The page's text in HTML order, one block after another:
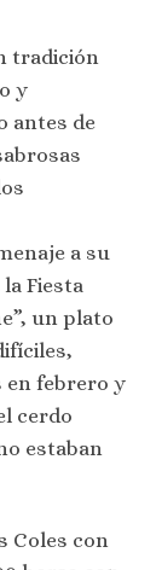
tradición
y
antes de
a su
Fiesta
un plato
en febrero y
cerdo
estaban
Coles con